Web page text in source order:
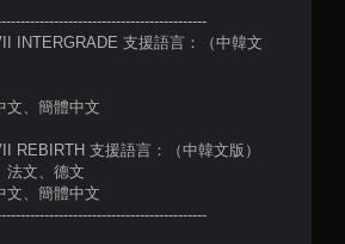
INTERGRADE 支援語言：（中韓文
文、簡體中文
REBIRTH 支援語言：（中韓文版）
法文、德文
文、簡體中文